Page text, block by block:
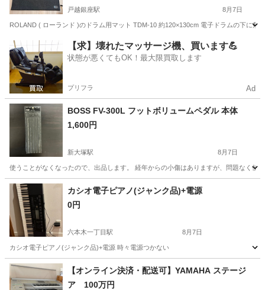
戸越銀座駅 8月7日
ROLAND ( ローランド )のドラム用マット TDM-10 約120×130cm 電子ドラムの下に敷
東京 品川区 戸越銀座駅 打楽器、ドラム
【求】壊れたマッサージ機、買います💪
状態が悪くてもOK！最大限買取します
プリフラ Ad
BOSS FV-300L フットボリュームペダル 本体
1,600円
新大塚駅 8月7日
使うことがなくなったので、出品します。 経年からの小傷はありますが、問題なく
東京 文京区 新大塚駅 エフェクター、PA機器
カシオ電子ピアノ(ジャンク品)+電源
0円
六本木一丁目駅 8月7日
カシオ電子ピアノ(ジャンク品)+電源 時々電源つかない
東京 港区 六本木一丁目駅 電子楽器 カシオ
【オンライン決済・配送可】YAMAHA ステージ
ア 100万円